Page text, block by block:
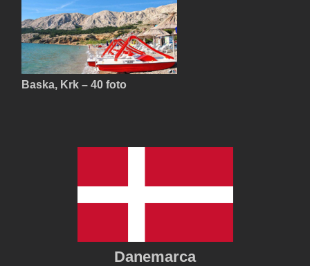
Baska, Krk – 40 foto
Danemarca